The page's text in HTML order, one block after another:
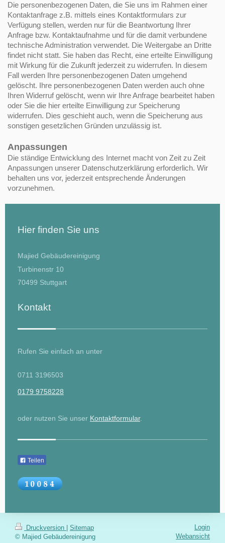
Die personenbezogenen Daten, die Sie uns im Rahmen einer
Kontaktanfrage z.B. mittels eines Kontaktformulars zur
Verfügung stellen, werden nur für die Beantwortung Ihrer
Anfrage bzw. Kontaktaufnahme und für die damit verbundene
technische Administration verwendet. Die Weitergabe an Dritte
findet nicht statt. Sie haben das Recht, eine erteilte Einwilligung
mit Wirkung für die Zukunft jederzeit zu widerrufen. In diesem
Fall werden Ihre personenbezogenen Daten umgehend
gelöscht. Ihre personenbezogenen Daten werden auch ohne
Ihren Widerruf gelöscht, wenn wir Ihre Anfrage bearbeitet haben
oder Sie die hier erteilte Einwilligung zur Speicherung
widerrufen. Dies geschieht auch, wenn die Speicherung aus
sonstigen gesetzlichen Gründen unzulässig ist.
Anpassungen
Die ständige Entwicklung des Internet macht von Zeit zu Zeit
Anpassungen unserer Datenschutzerklärung erforderlich. Wir
behalten uns vor, jederzeit entsprechende Änderungen
vorzunehmen.
Hier finden Sie uns
Majied Gebäudereinigung
Turbinenstr 10
70499 Stuttgart
Kontakt
Rufen Sie einfach an unter
0711 3196503
0179 9758228
oder nutzen Sie unser Kontaktformular.
Teilen
Druckversion | Sitemap
© Majied Gebäudereinigung
Login
Webansicht